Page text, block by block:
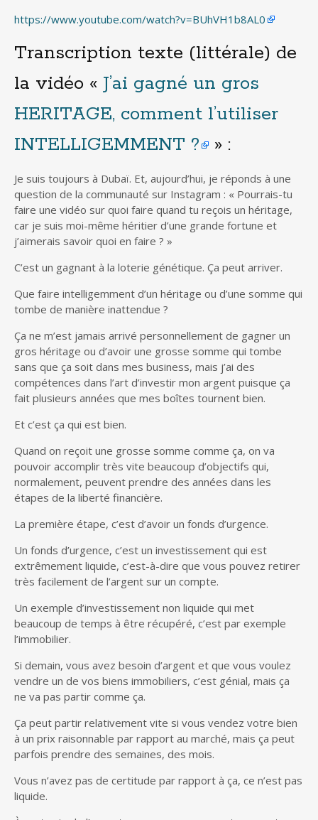
https://www.youtube.com/watch?v=BUhVH1b8AL0
Transcription texte (littérale) de
la vidéo « J’ai gagné un gros
HERITAGE, comment l’utiliser
INTELLIGEMMENT ?
» :
Je suis toujours à Dubaï. Et, aujourd’hui, je réponds à une
question de la communauté sur Instagram : « Pourrais-tu
faire une vidéo sur quoi faire quand tu reçois un héritage,
car je suis moi-même héritier d’une grande fortune et
j’aimerais savoir quoi en faire ? »
C’est un gagnant à la loterie génétique. Ça peut arriver.
Que faire intelligemment d’un héritage ou d’une somme qui
tombe de manière inattendue ?
Ça ne m’est jamais arrivé personnellement de gagner un
gros héritage ou d’avoir une grosse somme qui tombe
sans que ça soit dans mes business, mais j’ai des
compétences dans l’art d’investir mon argent puisque ça
fait plusieurs années que mes boîtes tournent bien.
Et c’est ça qui est bien.
Quand on reçoit une grosse somme comme ça, on va
pouvoir accomplir très vite beaucoup d’objectifs qui,
normalement, peuvent prendre des années dans les
étapes de la liberté financière.
La première étape, c’est d’avoir un fonds d’urgence.
Un fonds d’urgence, c’est un investissement qui est
extrêmement liquide, c’est-à-dire que vous pouvez retirer
très facilement de l’argent sur un compte.
Un exemple d’investissement non liquide qui met
beaucoup de temps à être récupéré, c’est par exemple
l’immobilier.
Si demain, vous avez besoin d’argent et que vous voulez
vendre un de vos biens immobiliers, c’est génial, mais ça
ne va pas partir comme ça.
Ça peut partir relativement vite si vous vendez votre bien
à un prix raisonnable par rapport au marché, mais ça peut
parfois prendre des semaines, des mois.
Vous n’avez pas de certitude par rapport à ça, ce n’est pas
liquide.